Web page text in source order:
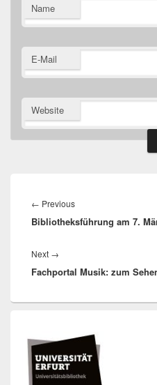
Name
E-Mail
Website
← PreviousPrevious
post:
Bibliotheksführung am 7.
Next →
post:
Fachportal Musik: zum
Widget-
Bereich